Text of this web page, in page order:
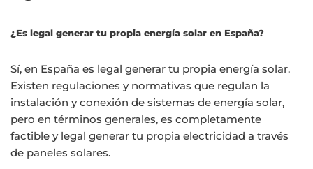
¿Es legal generar tu propia energía solar en España?
Sí, en España es legal generar tu propia energía solar.
Existen regulaciones y normativas que regulan la
instalación y conexión de sistemas de energía solar,
pero en términos generales, es completamente
factible y legal generar tu propia electricidad a través
de paneles solares.